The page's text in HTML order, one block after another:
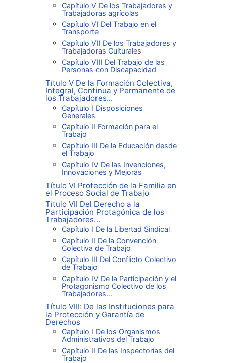
Capítulo V De los Trabajadores y
Trabajadoras agrícolas
Capítulo VI Del Trabajo en el
Transporte
Capítulo VII De los Trabajadores y
Trabajadoras Culturales
Capítulo VIII Del Trabajo de las
Personas con Discapacidad
Título V De la Formación Colectiva,
Integral, Continua y Permanente de
los Trabajadores...
Capítulo I Disposiciones
Generales
Capítulo II Formación para el
Trabajo
Capítulo III De la Educación desde
el Trabajo
Capítulo IV De las Invenciones,
Innovaciones y Mejoras
Título VI Protección de la Familia en
el Proceso Social de Trabajo
Título VII Del Derecho a la
Participación Protagónica de los
Trabajadores...
Capítulo I De la Libertad Sindical
Capítulo II De la Convención
Colectiva de Trabajo
Capítulo III Del Conflicto Colectivo
de Trabajo
Capítulo IV De la Participación y el
Protagonismo Colectivo de los
Trabajadores...
Título VIII: De las Instituciones para
la Protección y Garantía de
Derechos
Capítulo I De los Organismos
Administrativos del Trabajo
Capítulo II De las Inspectorías del
Trabajo